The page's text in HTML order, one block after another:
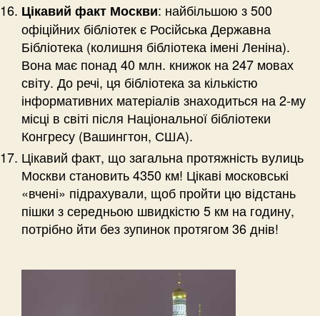
Цікавий факт Москви: найбільшою з 500
офіційних бібліотек є Російська Державна
Бібліотека (колишня бібліотека імені Леніна).
Вона має понад 40 млн. книжок на 247 мовах
світу. До речі, ця бібліотека за кількістю
інформативних матеріалів знаходиться на 2-му
місці в світі після Національної бібліотеки
Конгресу (Вашингтон, США).
Цікавий факт, що загальна протяжність вулиць
Москви становить 4350 км! Цікаві московські
«вчені» підрахували, щоб пройти цю відстань
пішки з середньою швидкістю 5 км на годину,
потрібно йти без зупинок протягом 36 днів!